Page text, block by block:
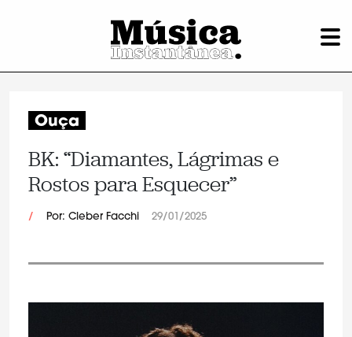
Ouça
BK: “Diamantes, Lágrimas e
Rostos para Esquecer”
/ Por: Cleber Facchi 29/01/2025